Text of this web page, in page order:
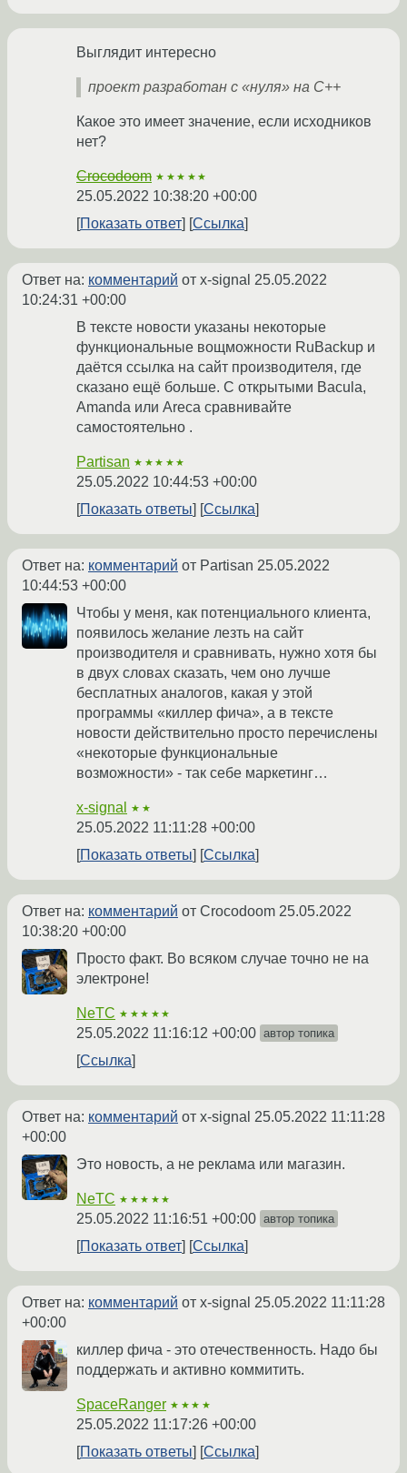
Выглядит интересно
проект разработан с «нуля» на C++
Какое это имеет значение, если исходников
нет?
Crocodoom ★★★★★
25.05.2022 10:38:20 +00:00
Показать ответ
Ссылка
Ответ на: комментарий от x-signal 25.05.2022
10:24:31 +00:00
В тексте новости указаны некоторые
функциональные вощможности RuBackup и
даётся ссылка на сайт производителя, где
сказано ещё больше. С открытыми Bacula,
Amanda или Areca сравнивайте
самостоятельно .
Partisan ★★★★★
25.05.2022 10:44:53 +00:00
Показать ответы
Ссылка
Ответ на: комментарий от Partisan 25.05.2022
10:44:53 +00:00
Чтобы у меня, как потенциального клиента,
появилось желание лезть на сайт
производителя и сравнивать, нужно хотя бы
в двух словах сказать, чем оно лучше
бесплатных аналогов, какая у этой
программы «киллер фича», а в тексте
новости действительно просто перечислены
«некоторые функциональные
возможности» - так себе маркетинг…
x-signal ★★
25.05.2022 11:11:28 +00:00
Показать ответы
Ссылка
Ответ на: комментарий от Crocodoom 25.05.2022
10:38:20 +00:00
Просто факт. Во всяком случае точно не на
электроне!
NeTC ★★★★★
25.05.2022 11:16:12 +00:00 автор топика
Ссылка
Ответ на: комментарий от x-signal 25.05.2022 11:11:28
+00:00
Это новость, а не реклама или магазин.
NeTC ★★★★★
25.05.2022 11:16:51 +00:00 автор топика
Показать ответ Ссылка
Ответ на: комментарий от x-signal 25.05.2022 11:11:28
+00:00
киллер фича - это отечественность. Надо бы
поддержать и активно коммитить.
SpaceRanger ★★★★
25.05.2022 11:17:26 +00:00
Показать ответы
Ссылка